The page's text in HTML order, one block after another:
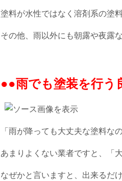
塗料が水性ではなく溶剤系の塗
その他、雨以外にも朝露や夜露
●●雨でも塗装を行う
「雨が降っても大丈夫な塗料な
あまりよくない業者ですと、「
なぜかと言いますと、出来るだ